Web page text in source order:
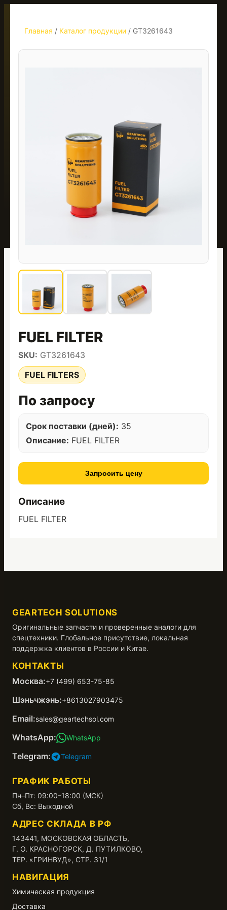
Главная / Каталог продукции / GT3261643
FUEL FILTER
SKU: GT3261643
FUEL FILTERS
По запросу
Срок поставки (дней): 35
Описание: FUEL FILTER
Запросить цену
Описание
FUEL FILTER
GEARTECH SOLUTIONS
Оригинальные запчасти и проверенные аналоги для
спецтехники. Глобальное присутствие, локальная
поддержка клиентов в России и Китае.
КОНТАКТЫ
Москва:+7 (499) 653-75-85
Шэньчжэнь:+8613027903475
Email:sales@geartechsol.com
WhatsApp: WhatsApp
Telegram: Telegram
ГРАФИК РАБОТЫ
Пн–Пт: 09:00–18:00 (МСК)
Сб, Вс: Выходной
АДРЕС СКЛАДА В РФ
143441, МОСКОВСКАЯ ОБЛАСТЬ,
Г. О. КРАСНОГОРСК, Д. ПУТИЛКОВО,
ТЕР. «ГРИНВУД», СТР. 31/1
НАВИГАЦИЯ
Химическая продукция
Доставка